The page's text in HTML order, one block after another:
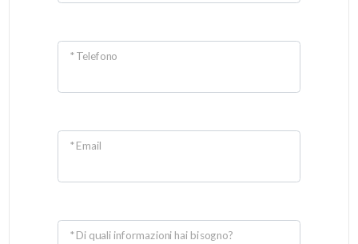
* Telefono
* Email
* Di quali informazioni hai bisogno?